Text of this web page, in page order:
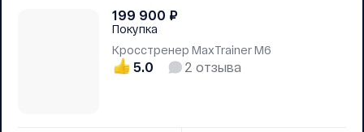
199 900 ₽
Покупка
Кросстренер MaxTrainer M6
5.0 2 отзыва